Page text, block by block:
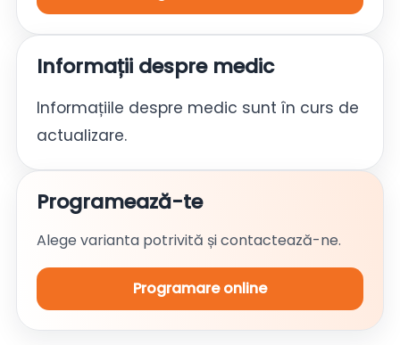
Informații despre medic
Informațiile despre medic sunt în curs de
actualizare.
Programează-te
Alege varianta potrivită și contactează-ne.
Programare online